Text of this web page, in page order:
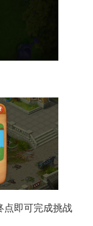
点即可完成挑战